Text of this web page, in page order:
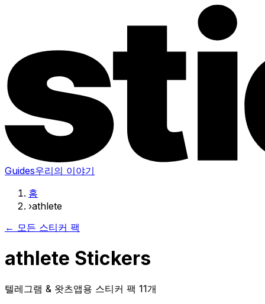
Guides우리의 이야기
홈
›athlete
← 모든 스티커 팩
athlete Stickers
텔레그램 & 왓츠앱용 스티커 팩 11개